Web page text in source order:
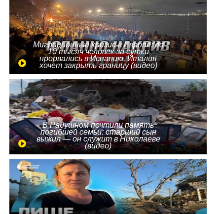
Миграционный кризис в Европе: до
10 тысяч человек за сутки
прорвались в Испанию, Италия
хочет закрыть границу (видео)
В Радушном почтили память
погибшей семьи: старший сын
выжил — он служит в Николаеве
(видео)